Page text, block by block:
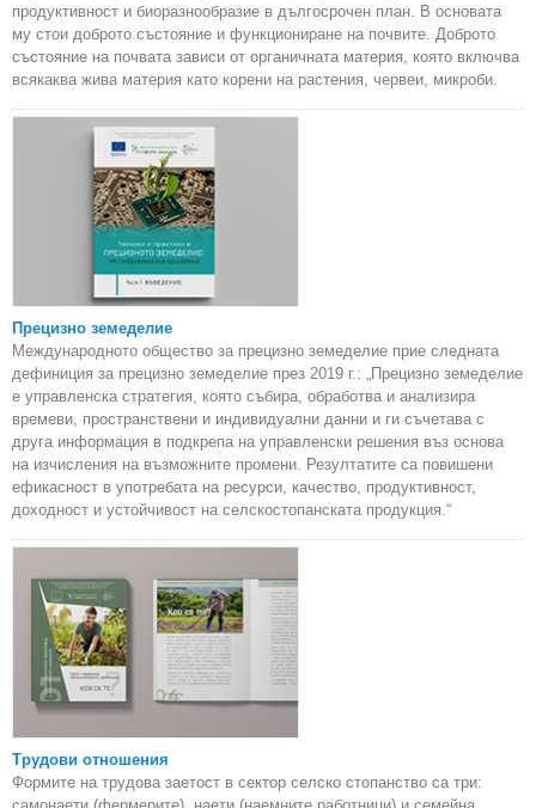
продуктивност и биоразнообразие в дългосрочен план. В основата
му стои доброто състояние и функциониране на почвите. Доброто
състояние на почвата зависи от органичната материя, която включва
всякаква жива материя като корени на растения, червеи, микроби.
Прецизно земеделие
Международното общество за прецизно земеделие прие следната
дефиниция за прецизно земеделие през 2019 г.: „Прецизно земеделие
е управленска стратегия, която събира, обработва и анализира
времеви, пространствени и индивидуални данни и ги съчетава с
друга информация в подкрепа на управленски решения въз основа
на изчисления на възможните промени. Резултатите са повишени
ефикасност в употребата на ресурси, качество, продуктивност,
доходност и устойчивост на селскостопанската продукция.“
Трудови отношения
Формите на трудова заетост в сектор селско стопанство са три: